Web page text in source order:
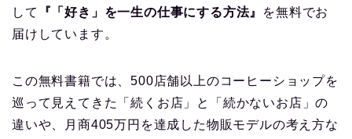
して
『「好き」を一生の仕事にする方法』
を無料でお
届けしています。
この無料書籍では、500店舗以上のコーヒーショップを
巡って見えてきた「続くお店」と「続かないお店」の
違いや、月商405万円を達成した物販モデルの考え方な